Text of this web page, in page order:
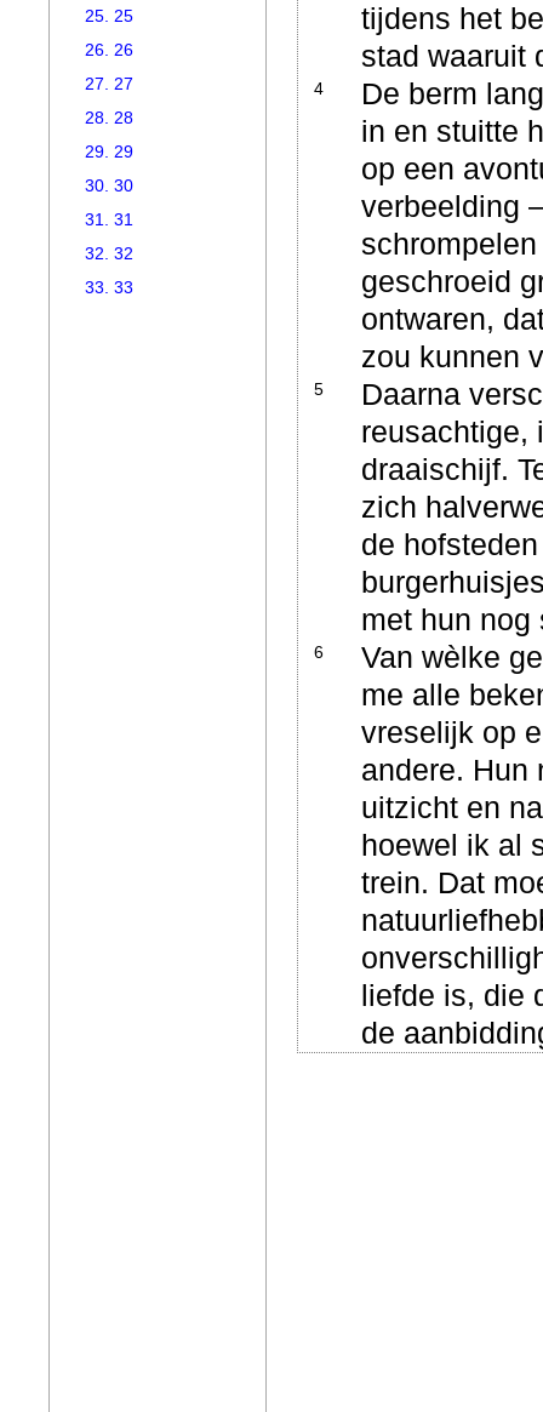
tijdens het
stad waaruit
4
De berm
in en stuitte
op een
verbeelding
geschroeid
ontwaren,
zou kunnen
5
Daarna
reusachtige,
draaischijf.
zich
de hofsteden
met hun
6
Van wèlke
me alle
vreselijk op
andere. Hun
uitzicht en
hoewel ik al
trein. Dat
liefde is, die
de
25. 25
26. 26
27. 27
28. 28
29. 29
30. 30
31. 31
32. 32
33. 33